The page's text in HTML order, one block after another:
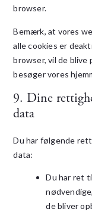
browser.
Bemærk, at vores
alle cookies er
browser, vil de
besøger vores
9. Dine
data
Du har følgende
data:
Du har ret
de bliver